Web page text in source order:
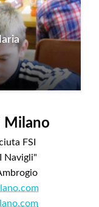
Milano
FSI
Navigli"